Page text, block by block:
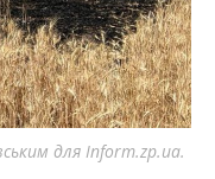
для Inform.zp.ua.